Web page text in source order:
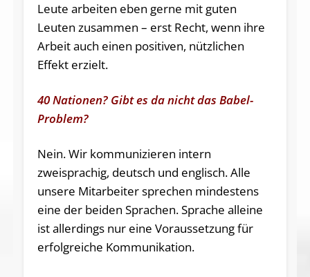
Leute arbeiten eben gerne mit guten
Leuten zusammen – erst Recht, wenn ihre
Arbeit auch einen positiven, nützlichen
Effekt erzielt.
40 Nationen? Gibt es da nicht das Babel-
Problem?
Nein. Wir kommunizieren intern
zweisprachig, deutsch und englisch. Alle
unsere Mitarbeiter sprechen mindestens
eine der beiden Sprachen. Sprache alleine
ist allerdings nur eine Voraussetzung für
erfolgreiche Kommunikation.